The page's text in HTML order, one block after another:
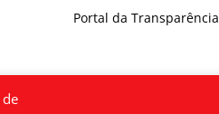
Portal da Transparência